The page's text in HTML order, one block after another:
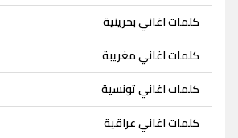
كلمات اغاني بحرينية
كلمات اغاني مغريبة
كلمات اغاني تونسية
كلمات اغاني عراقية